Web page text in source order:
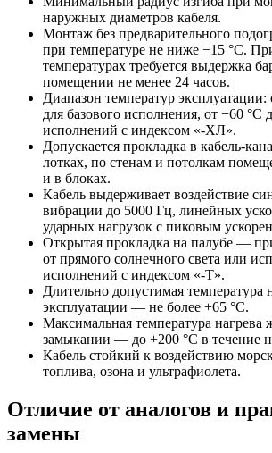
наружных диаметров кабеля.
Монтаж без предварительного
при температуре не ниже −15 °C.
температурах требуется выдержка
помещении не менее 24 часов.
Диапазон температур эксплуатации:
для базового исполнения, от −60 °C
исполнений с индексом «-ХЛ».
Допускается прокладка в кабель-
лотках, по стенам и потолкам
и в блоках.
Кабель выдерживает воздействие
вибрации до 5000 Гц, линейных
ударных нагрузок с пиковым
Открытая прокладка на палубе —
от прямого солнечного света или
исполнений с индексом «-Т».
Длительно допустимая температура
эксплуатации — не более +65 °C.
Максимальная температура нагрева
замыкании — до +200 °C в течение
Кабель стойкий к воздействию
топлива, озона и ультрафиолета.
Отличие от аналогов и
замены